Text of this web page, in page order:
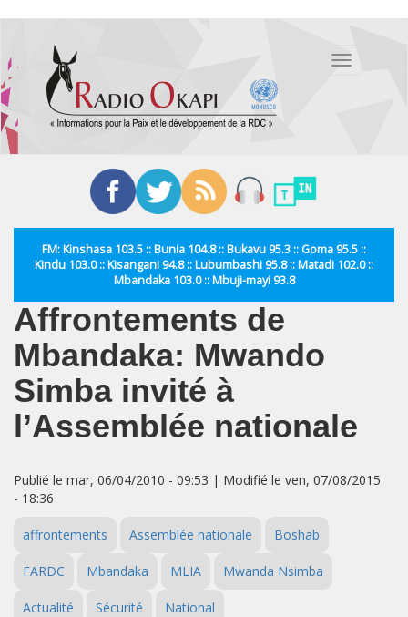
contenu
principal
Toggle
FM: Kinshasa 103.5 :: Bunia 104.8 :: Bukavu 95.3 :: Goma 95.5 ::
Kindu 103.0 :: Kisangani 94.8 :: Lubumbashi 95.8 :: Matadi 102.0 ::
Mbandaka 103.0 :: Mbuji-mayi 93.8
Affrontements de
Mbandaka: Mwando
Simba invité à
l’Assemblée nationale
Publié le mar, 06/04/2010 - 09:53 | Modifié le ven, 07/08/2015
- 18:36
affrontements Assemblée nationale Boshab
FARDC Mbandaka MLIA Mwanda Nsimba
Actualité Sécurité National